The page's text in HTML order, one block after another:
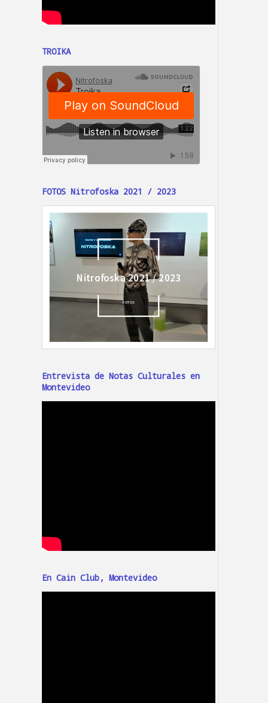
TROIKA
FOTOS Nitrofoska 2021 / 2023
Entrevista de Notas Culturales en
Montevideo
En Cain Club, Montevideo